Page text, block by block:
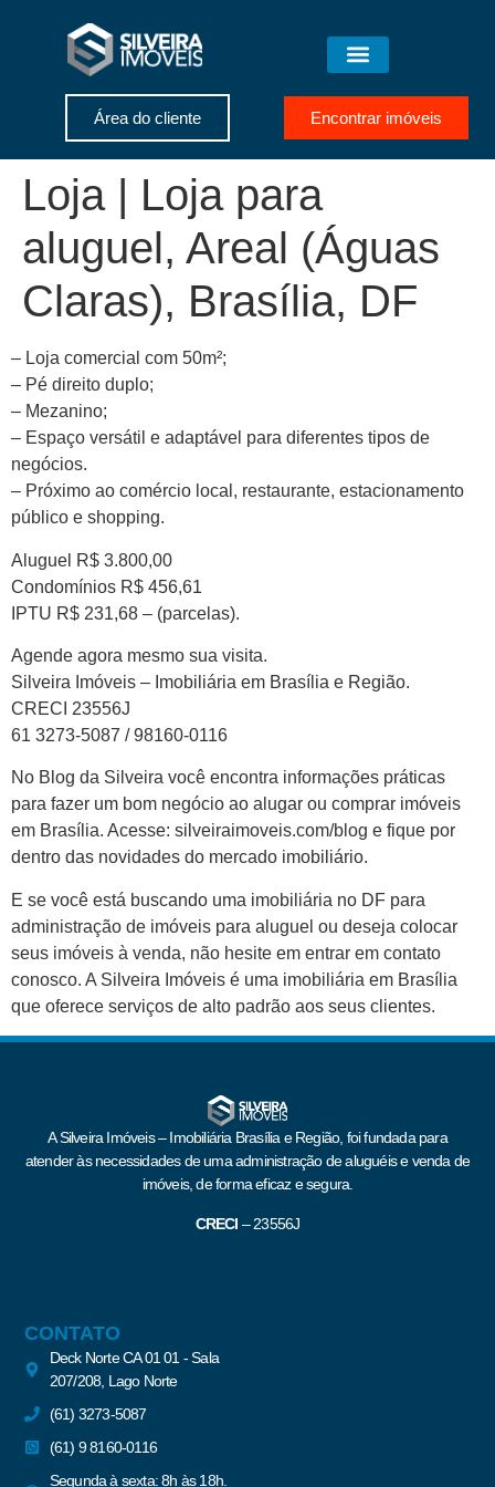
Área do cliente Encontrar imóveis
Loja | Loja para
aluguel, Areal (Águas
Claras), Brasília, DF
– Loja comercial com 50m²;
– Pé direito duplo;
– Mezanino;
– Espaço versátil e adaptável para diferentes tipos de
negócios.
– Próximo ao comércio local, restaurante, estacionamento
público e shopping.
Aluguel R$ 3.800,00
Condomínios R$ 456,61
IPTU R$ 231,68 – (parcelas).
Agende agora mesmo sua visita.
Silveira Imóveis – Imobiliária em Brasília e Região.
CRECI 23556J
61 3273-5087 / 98160-0116
No Blog da Silveira você encontra informações práticas
para fazer um bom negócio ao alugar ou comprar imóveis
em Brasília. Acesse: silveiraimoveis.com/blog e fique por
dentro das novidades do mercado imobiliário.
E se você está buscando uma imobiliária no DF para
administração de imóveis para aluguel ou deseja colocar
seus imóveis à venda, não hesite em entrar em contato
conosco. A Silveira Imóveis é uma imobiliária em Brasília
que oferece serviços de alto padrão aos seus clientes.
A Silveira Imóveis – Imobiliária Brasília e Região, foi fundada para
atender às necessidades de uma administração de aluguéis e venda de
imóveis, de forma eficaz e segura.
CRECI –23556J
CONTATO
Deck Norte CA 01 01 - Sala
207/208, Lago Norte
(61) 3273-5087
(61) 9 8160-0116
Segunda à sexta: 8h às 18h.